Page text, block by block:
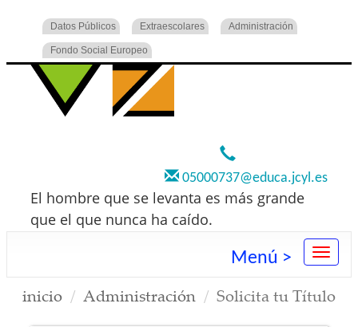
Datos Públicos Extraescolares Administración
Fondo Social Europeo
05000737@educa.jcyl.es
El hombre que se levanta es más grande
que el que nunca ha caído.
Menú >
inicio Administración Solicita tu Título